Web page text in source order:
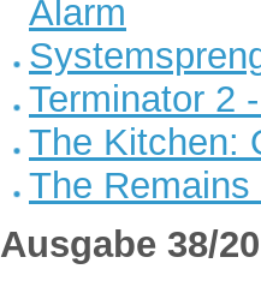
Alarm
Terminator 2
The Kitchen:
The
Ausgabe 38/